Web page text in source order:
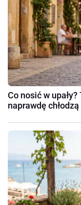
Co nosić w
naprawdę chłodzą